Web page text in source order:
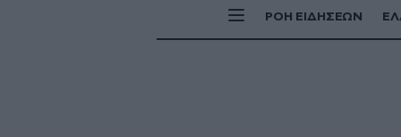
ΡΟΗ ΕΙΔΗΣΕΩΝ